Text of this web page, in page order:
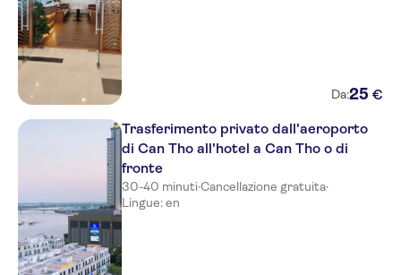
Da:25 €
Trasferimento privato dall'aeroporto
di Can Tho all'hotel a Can Tho o di
fronte
30-40 minuti·Cancellazione gratuita·
Lingue: en